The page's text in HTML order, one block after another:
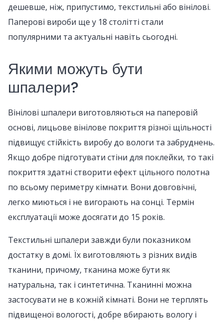
дешевше, ніж, припустимо, текстильні або вінілові.
Паперові вироби ще у 18 столітті стали
популярними та актуальні навіть сьогодні.
Якими можуть бути
шпалери?
Вінілові шпалери виготовляються на паперовій
основі, лицьове вінілове покриття різної щільності
підвищує стійкість виробу до вологи та забруднень.
Якщо добре підготувати стіни для поклейки, то такі
покриття здатні створити ефект цільного полотна
по всьому периметру кімнати. Вони довговічні,
легко миються і не вигорають на сонці. Термін
експлуатації може досягати до 15 років.
Текстильні шпалери завжди були показником
достатку в домі. Їх виготовляють з різних видів
тканини, причому, тканина може бути як
натуральна, так і синтетична. Тканинні можна
застосувати не в кожній кімнаті. Вони не терплять
підвищеної вологості, добре вбирають вологу і